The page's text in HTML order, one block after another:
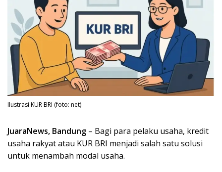
Ilustrasi KUR BRI (foto: net)
JuaraNews, Bandung – Bagi para pelaku usaha, kredit
usaha rakyat atau KUR BRI menjadi salah satu solusi
untuk menambah modal usaha.